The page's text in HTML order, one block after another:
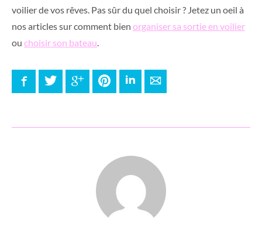
voilier de vos rêves. Pas sûr du quel choisir ? Jetez un oeil à
nos articles sur comment bien organiser sa sortie en voilier
ou choisir son bateau.
FacebookTwitter Google+ PinterestLinkedInE-mail